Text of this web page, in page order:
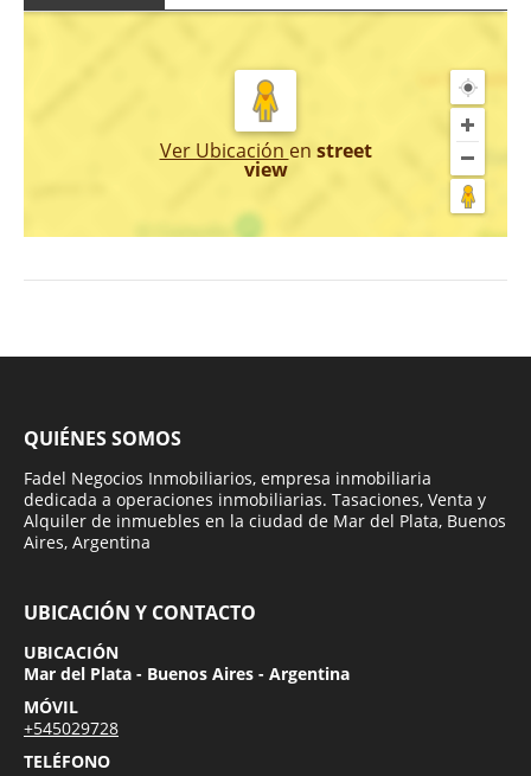
Ver Ubicación en street
view
QUIÉNES SOMOS
Fadel Negocios Inmobiliarios, empresa inmobiliaria
dedicada a operaciones inmobiliarias. Tasaciones, Venta y
Alquiler de inmuebles en la ciudad de Mar del Plata, Buenos
Aires, Argentina
UBICACIÓN Y CONTACTO
UBICACIÓN
Mar del Plata - Buenos Aires - Argentina
MÓVIL
+545029728